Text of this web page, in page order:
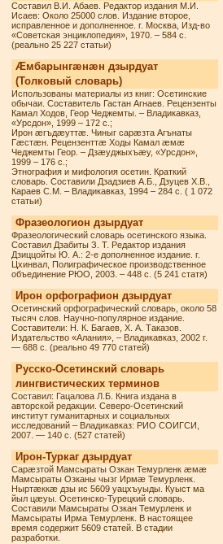
Составил В.И. Абаев. Редактор издания М.И.
Исаев: Около 25000 слов. Издание второе,
исправленное и дополненное. г. Москва, Изд-во
«Советская энциклопедия», 1970. – 584 с.
(реально 25 227 статьи)
Æмбарынгæнæн дзырдуат
(Толковый словарь)
Использованы материалы из книг: Осетинские
обычаи. Составитель Гастан Агнаев. Рецензенты
Камал Ходов, Геор Чеджемты. – Владикавказ,
«Урсдон», 1999 – 172 с.;
Ирон æгъдæуттæ. Чиныг сарæзта Агънаты
Гæстæн. Рецензенттæ Ходы Камал æмæ
Чеджемты Геор. – Дзæуджыхъæу, «Урсдон»,
1999 – 176 с.;
Этнография и мифология осетин. Краткий
словарь. Составили Дзадзиев А.Б., Дзуцев Х.В.,
Караев С.М. – Владикавказ, 1994 – 284 с. ( 1 072
статьи)
Фразеологион дзырдуат
Фразеологический словарь осетинского языка.
Составил Дзабиты З. Т. Редактор издания
Дзиццойты Ю. А.: 2-е дополненное издание. г.
Цхинвал, Полиграфическое производственное
объединение РЮО, 2003. – 448 с. (5 241 статя)
Ирон орфографион дзырдуат
Осетинский орфографический словарь, около 58
тысяч слов. Научно-популярное издание.
Составители: Н. К. Багаев, Х. А. Таказов.
Издательство «Алания», – Владикавказ, 2002 г.
— 688 с. (реально 49 770 статей)
Русско-Осетинский словарь
лингвистических терминов
Составил: Гацалова Л.Б. Книга издана в
авторской редакции. Северо-Осетинский
институт гуманитарных и социальных
исследований – Владикавказ: РИО СОИГСИ,
2007. — 140 с. (527 статей)
Ирон-Туркаг дзырдуат
Сарæзтой Мамсыраты Озкан Темурленк æмæ
Мамсыраты Озканы чызг Ирмæ Темурленк.
Ныртæккæ дзы ис 5609 уацхъуыды. Куыст ма
йыл цæуы. Осетинско-Турецкий словарь.
Составили Мамсыраты Озкан Темурленк и
Мамсыраты Ирма Темурленк. В настоящее
время содержит 5609 статей. В стадии
разработки.